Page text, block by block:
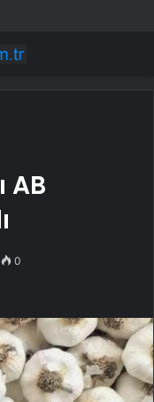
söyledi
AB
0